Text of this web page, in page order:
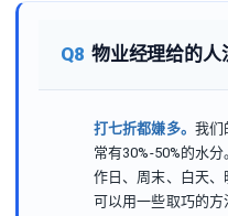
Q8 物业经理给的人
打七折都嫌多。 我们
常有30%-50%的水
作日、周末、白天
可以用一些取巧的